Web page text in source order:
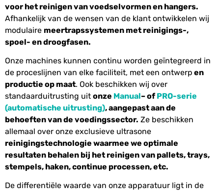
voor het reinigen van voedselvormen en hangers.
Afhankelijk van de wensen van de klant ontwikkelen wij
modulaire meertrapssystemen met reinigings-,
spoel- en droogfasen.
Onze machines kunnen continu worden geïntegreerd in
de proceslijnen van elke faciliteit, met een ontwerp en
productie op maat. Ook beschikken wij over
standaarduitrusting uit onze Manual– of PRO-serie
(automatische uitrusting), aangepast aan de
behoeften van de voedingssector. Ze beschikken
allemaal over onze exclusieve ultrasone
reinigingstechnologie waarmee we optimale
resultaten behalen bij het reinigen van pallets, trays,
stempels, haken, continue processen, etc.
De differentiële waarde van onze apparatuur ligt in de